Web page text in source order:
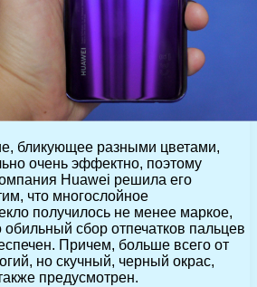
бликующее разными цветами,
очень эффектно, поэтому
Huawei решила его
что многослойное
получилось не менее маркое,
сбор отпечатков пальцев
Причем, больше всего от
но скучный, черный окрас,
предусмотрен.